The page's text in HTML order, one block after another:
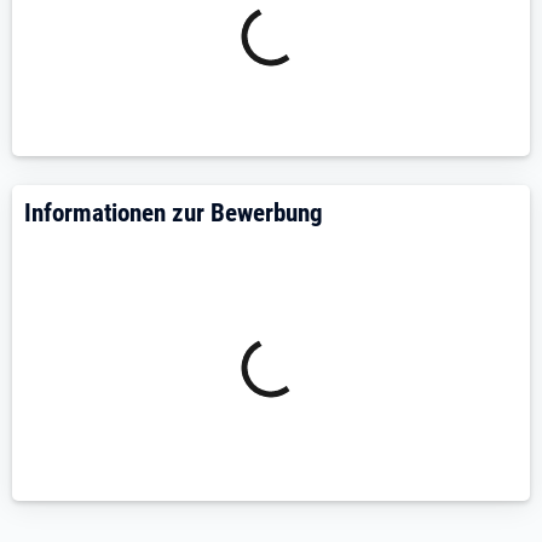
analytische und konzeptionelle Stärke sowie eine
strukturierte Arbeitsweise aus. Darüber hinaus
vernetzen und verfügen über ein sicheres
Auftreten gegenüber Stakeholdern.
Informationen zur Bewerbung